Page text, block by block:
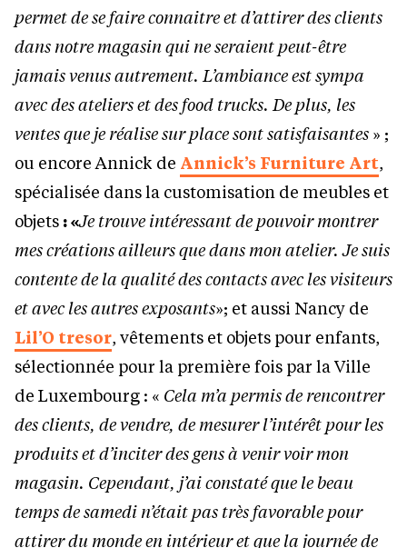
permet de se faire connaitre et d’attirer des clients
dans notre magasin qui ne seraient peut-être
jamais venus autrement. L’ambiance est sympa
avec des ateliers et des food trucks. De plus, les
ventes que je réalise sur place sont satisfaisantes » ;
ou encore Annick de Annick’s Furniture Art,
spécialisée dans la customisation de meubles et
objets : «Je trouve intéressant de pouvoir montrer
mes créations ailleurs que dans mon atelier. Je suis
contente de la qualité des contacts avec les visiteurs
et avec les autres exposants»; et aussi Nancy de
Lil’O tresor, vêtements et objets pour enfants,
sélectionnée pour la première fois par la Ville
de Luxembourg : « Cela m’a permis de rencontrer
des clients, de vendre, de mesurer l’intérêt pour les
produits et d’inciter des gens à venir voir mon
magasin. Cependant, j’ai constaté que le beau
temps de samedi n’était pas très favorable pour
attirer du monde en intérieur et que la journée de